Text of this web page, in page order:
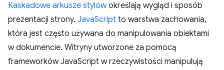
Kaskadowe arkusze stylówokreślają wygląd i sposób
prezentacji strony. JavaScript to warstwa zachowania,
która jest często używana do manipulowania obiektami
w dokumencie. Witryny utworzone za pomocą
frameworków JavaScript w rzeczywistości manipulują